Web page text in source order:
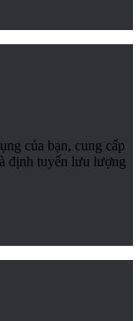
của bạn, cung cấp
định tuyến lưu lượng